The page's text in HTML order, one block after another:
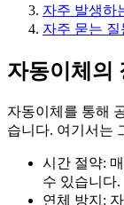
자주 발생하
자주 묻는 질
자동이체의
자동이체를 통해
습니다. 여기서는
시간 절약:
수 있습니다.
연체 방지: